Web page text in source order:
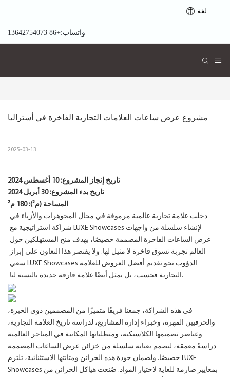
لغة
واتساب:+86 13642754073
مشروع عرض ساعات العلامات التجارية الفاخرة في أستراليا
2025-03-13
تاريخ إنجاز المشروع: 10 أغسطس 2024
تاريخ بدء المشروع: 30 أبريل 2024
المساحة (م²): 180 م²
دخلت علامة تجارية عالمية مرموقة في مجال المجوهرات والأزياء في
شراكة استراتيجية مع LUXE Showcases لإنشاء سلسلة من واجهات
عرض الساعات الفاخرة المصممة خصيصًا، بهدف منح المستهلكين حول
العالم تجربة تسوق فاخرة لا مثيل لها. ولا يقتصر هذا التعاون على إبراز
سعي LUXE Showcases الدؤوب نحو تقديم أفضل العروض للعلامة
التجارية فحسب، بل يمثل أيضًا علامة فارقة جديدة بالنسبة لنا.
في هذه الشراكة، جمعنا فريقًا متميزًا من المصممين ذوي الخبرة،
والحرفيين المهرة، وخبراء إدارة المشاريع، لدراسة تاريخ العلامة التجارية،
وعناصر تصميمها الكلاسيكية، ومتطلباتها المكانية في المتاجر العالمية
دراسةً معمقة، لنصمم بعناية سلسلة من خزائن عرض الساعات المصممة
خصيصًا. ولضمان جودة هذه الخزائن ومتانتها الاستثنائية، تلتزم LUXE
Showcases بمعايير صارمة للغاية لاختيار المواد. صُنعت هياكل الخزائن من